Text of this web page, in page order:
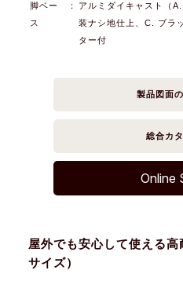
脚ベー
ス
：
アルミダイキャスト（
装ナシ地仕上、C. ブラ
ター付
製品図面の
総合カ
Online
屋外でも安心して使える
サイズ）